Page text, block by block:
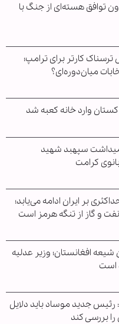
توافق هسته‌ای از جنگ با
کارتر برای ترامپ؛
میان‌دوره‌ای؟
وارد خانه کعبه شد
سپهبد شهید
کرامت
بر ایران ادامه می‌یابد؛
و گاز از تنگه هرمز است
شیعه افغانستان؛ وزیر عدلیه
است
جدید موساد باید دلایل
بررسی کند